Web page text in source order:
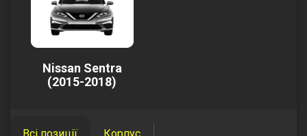
Nissan Sentra
(2015-2018)